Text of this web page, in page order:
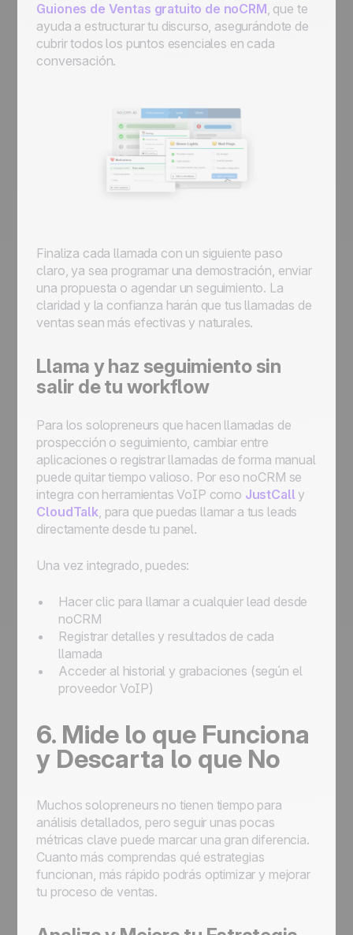
Guiones de Ventas gratuito de noCRM, que te
ayuda a estructurar tu discurso, asegurándote de
cubrir todos los puntos esenciales en cada
conversación.
Finaliza cada llamada con un siguiente paso
claro, ya sea programar una demostración, enviar
una propuesta o agendar un seguimiento. La
claridad y la confianza harán que tus llamadas de
ventas sean más efectivas y naturales.
Llama y haz seguimiento sin
salir de tu workflow
Para los solopreneurs que hacen llamadas de
prospección o seguimiento, cambiar entre
aplicaciones o registrar llamadas de forma manual
puede quitar tiempo valioso. Por eso noCRM se
integra con herramientas VoIP como JustCally
CloudTalk, para que puedas llamar a tus leads
directamente desde tu panel.
Una vez integrado, puedes:
Hacer clic para llamar a cualquier lead desde
noCRM
Registrar detalles y resultados de cada
llamada
Acceder al historial y grabaciones (según el
proveedor VoIP)
6. Mide lo que Funciona
y Descarta lo que No
Muchos solopreneurs no tienen tiempo para
análisis detallados, pero seguir unas pocas
métricas clave puede marcar una gran diferencia.
Cuanto más comprendas qué estrategias
funcionan, más rápido podrás optimizar y mejorar
tu proceso de ventas.